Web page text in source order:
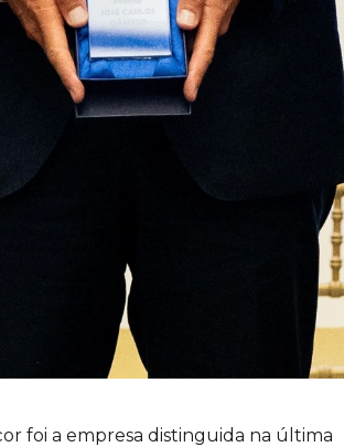
foi a empresa distinguida na última